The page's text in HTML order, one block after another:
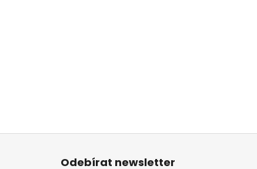
Odebírat newsletter